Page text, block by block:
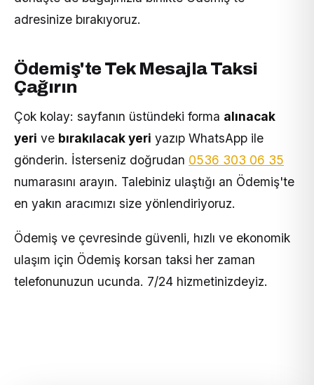
adresinize bırakıyoruz.
Ödemiş'te Tek Mesajla Taksi
Çağırın
Çok kolay: sayfanın üstündeki forma alınacak
yeri ve bırakılacak yeri yazıp WhatsApp ile
gönderin. İsterseniz doğrudan 0536 303 06 35
numarasını arayın. Talebiniz ulaştığı an Ödemiş'te
en yakın aracımızı size yönlendiriyoruz.
Ödemiş ve çevresinde güvenli, hızlı ve ekonomik
ulaşım için Ödemiş korsan taksi her zaman
telefonunuzun ucunda. 7/24 hizmetinizdeyiz.